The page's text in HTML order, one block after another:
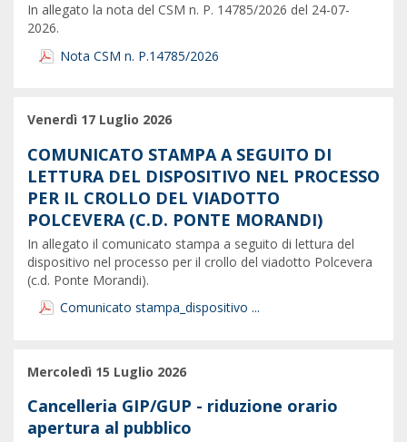
In allegato la nota del CSM n. P. 14785/2026 del 24-07-
2026.
Nota CSM n. P.14785/2026
Venerdì 17 Luglio 2026
COMUNICATO STAMPA A SEGUITO DI
LETTURA DEL DISPOSITIVO NEL PROCESSO
PER IL CROLLO DEL VIADOTTO
POLCEVERA (C.D. PONTE MORANDI)
In allegato il comunicato stampa a seguito di lettura del
dispositivo nel processo per il crollo del viadotto Polcevera
(c.d. Ponte Morandi).
Comunicato stampa_dispositivo ...
Mercoledì 15 Luglio 2026
Cancelleria GIP/GUP - riduzione orario
apertura al pubblico